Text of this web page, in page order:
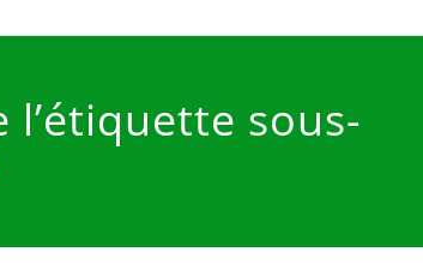
l’étiquette sous-